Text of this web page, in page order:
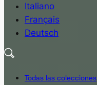
Italiano
Français
Deutsch
Todas las colecciones